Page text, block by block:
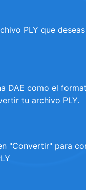
PLY que deseas
DAE como el
tu archivo PLY.
"Convertir" para